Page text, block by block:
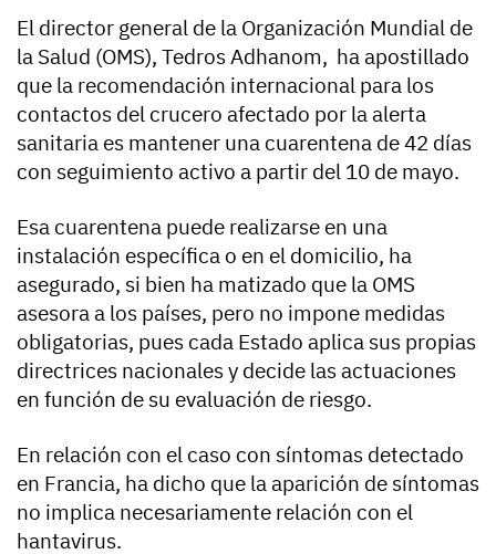
El director general de la Organización Mundial de
la Salud (OMS), Tedros Adhanom, ha apostillado
que la recomendación internacional para los
contactos del crucero afectado por la alerta
sanitaria es mantener una cuarentena de 42 días
con seguimiento activo a partir del 10 de mayo.
Esa cuarentena puede realizarse en una
instalación específica o en el domicilio, ha
asegurado, si bien ha matizado que la OMS
asesora a los países, pero no impone medidas
obligatorias, pues cada Estado aplica sus propias
directrices nacionales y decide las actuaciones
en función de su evaluación de riesgo.
En relación con el caso con síntomas detectado
en Francia, ha dicho que la aparición de síntomas
no implica necesariamente relación con el
hantavirus.